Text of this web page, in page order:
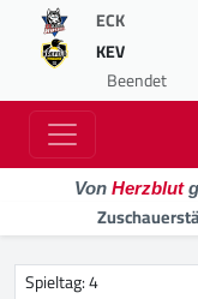
ECK
KEV
Beendet
Von Herzblut
Spieltag: 4